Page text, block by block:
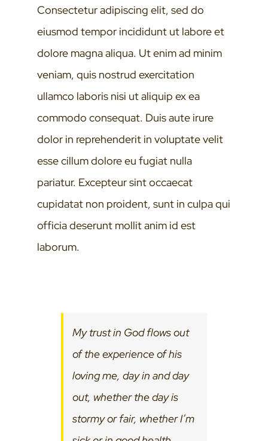
Consectetur adipiscing elit, sed do
eiusmod tempor incididunt ut labore et
dolore magna aliqua. Ut enim ad minim
veniam, quis nostrud exercitation
ullamco laboris nisi ut aliquip ex ea
commodo consequat. Duis aute irure
dolor in reprehenderit in voluptate velit
esse cillum dolore eu fugiat nulla
pariatur. Excepteur sint occaecat
cupidatat non proident, sunt in culpa qui
officia deserunt mollit anim id est
laborum.
My trust in God flows out
of the experience of his
loving me, day in and day
out, whether the day is
stormy or fair, whether I’m